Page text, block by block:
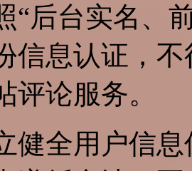
“后台实名、
信息认证，
评论服务。
健全用户信